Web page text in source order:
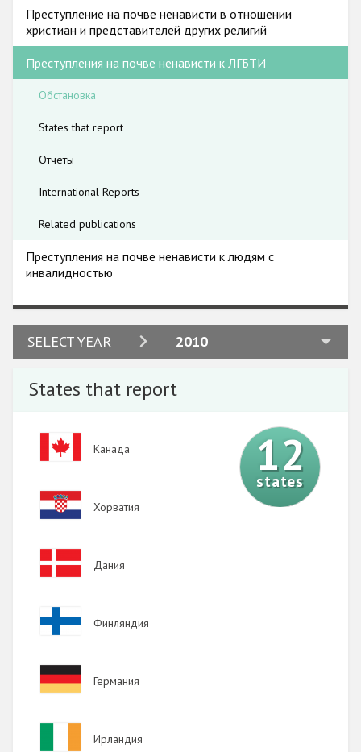
Преступление на почве ненависти в отношении
христиан и представителей других религий
Преступления на почве ненависти к ЛГБТИ
Обстановка
States that report
Отчёты
International Reports
Related publications
Преступления на почве ненависти к людям с
инвалидностью
SELECT YEAR 2010
2024
States that report
Image
Канада
Image
Хорватия
Image
Дания
Image
Финляндия
Image
Германия
Ирландия
12
states